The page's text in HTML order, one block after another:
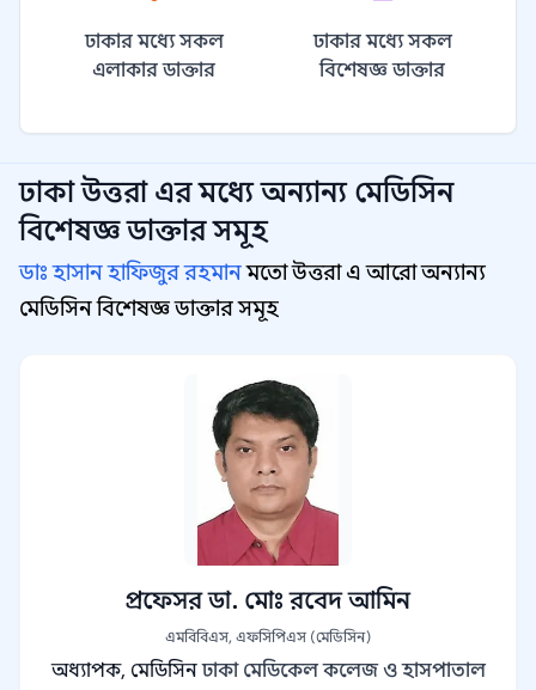
ঢাকার মধ্যে সকল
এলাকার ডাক্তার
ঢাকার মধ্যে সকল
বিশেষজ্ঞ ডাক্তার
ঢাকা উত্তরা এর মধ্যে অন্যান্য মেডিসিন
বিশেষজ্ঞ ডাক্তার সমূহ
ডাঃ হাসান হাফিজুর রহমানমতো উত্তরা এ আরো অন্যান্য
মেডিসিন বিশেষজ্ঞ ডাক্তার সমূহ
প্রফেসর ডা. মোঃ রবেদ আমিন
এমবিবিএস, এফসিপিএস (মেডিসিন)
অধ্যাপক, মেডিসিন ঢাকা মেডিকেল কলেজ ও হাসপাতাল